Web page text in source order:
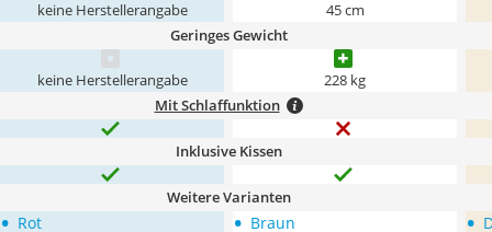
keine Herstellerangabe 45 cm
Geringes Gewicht
keine Herstellerangabe 228 kg
Mit Schlaffunktion
Inklusive Kissen
Weitere Varianten
• Rot • Braun •